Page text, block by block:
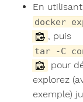
En
docker
, puis
tar -C
pour
explorez
exemple)